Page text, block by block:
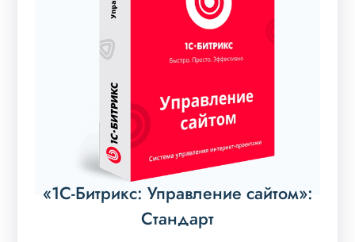
«1С-Битрикс: Управление сайтом»:
Стандарт